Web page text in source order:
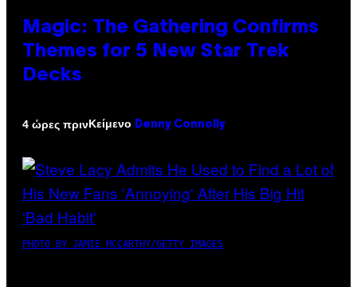
Magic: The Gathering Confirms
Themes for 5 New Star Trek
Decks
4 ώρες πρινΚείμενο Denny Connolly
PHOTO BY JAMIE MCCARTHY/GETTY IMAGES